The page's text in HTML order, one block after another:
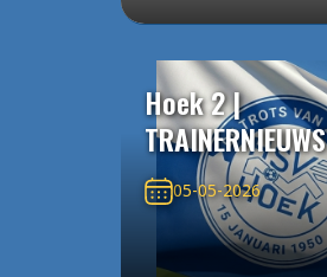
Hoek 2 |
TRAINERNIEUWS
05-05-2026